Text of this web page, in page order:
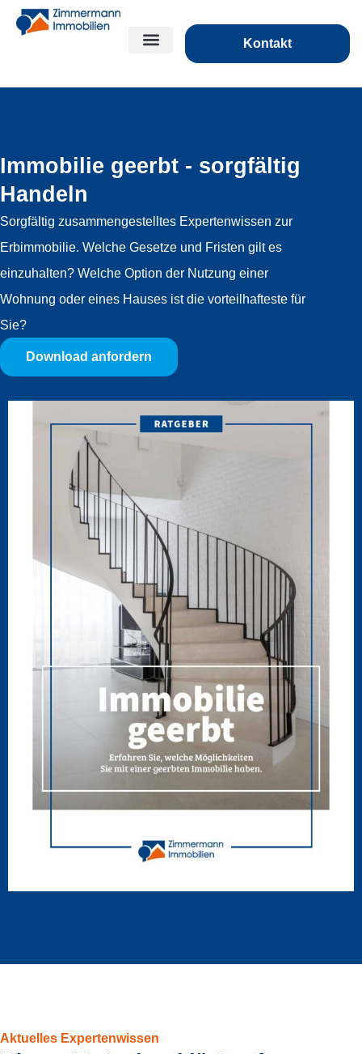
Kontakt
Immobilie geerbt - sorgfältig
Handeln
Sorgfältig zusammengestelltes Expertenwissen zur
Erbimmobilie. Welche Gesetze und Fristen gilt es
einzuhalten? Welche Option der Nutzung einer
Wohnung oder eines Hauses ist die vorteilhafteste für
Sie?
Download anfordern
Aktuelles Expertenwissen